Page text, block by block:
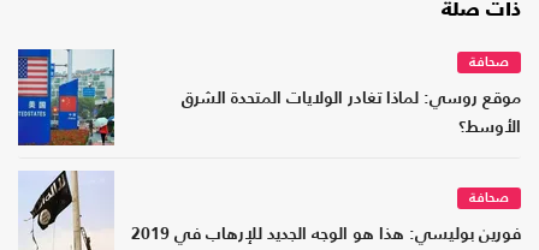
ذات صلة
صحافة
موقع روسي: لماذا تغادر الولايات المتحدة الشرق
الأوسط؟
صحافة
فورين بوليسي: هذا هو الوجه الجديد للإرهاب في 2019